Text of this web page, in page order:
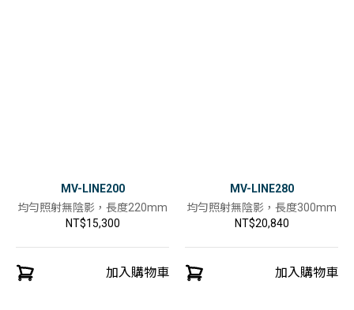
MV-LINE200
均勻照射無陰影，長度220mm
NT$15,300
加入購物車
MV-LINE280
均勻照射無陰影，長度300mm
NT$20,840
加入購物車